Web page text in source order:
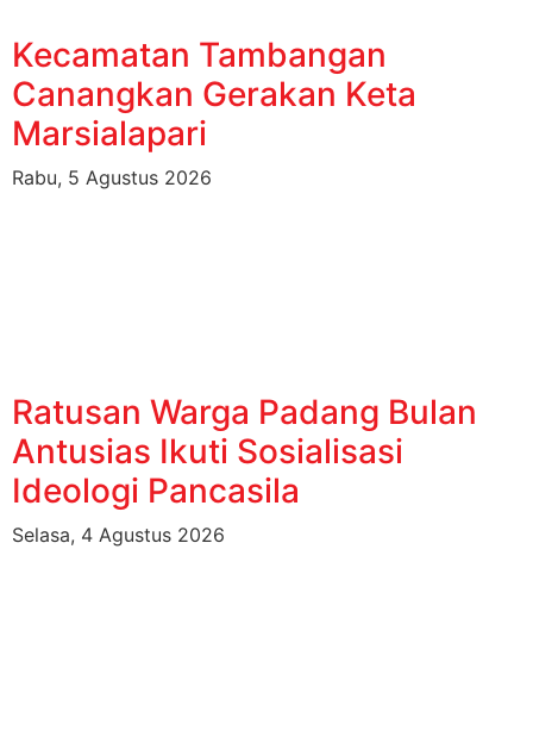
Kecamatan Tambangan
Canangkan Gerakan Keta
Marsialapari
Rabu, 5 Agustus 2026
Ratusan Warga Padang Bulan
Antusias Ikuti Sosialisasi
Ideologi Pancasila
Selasa, 4 Agustus 2026